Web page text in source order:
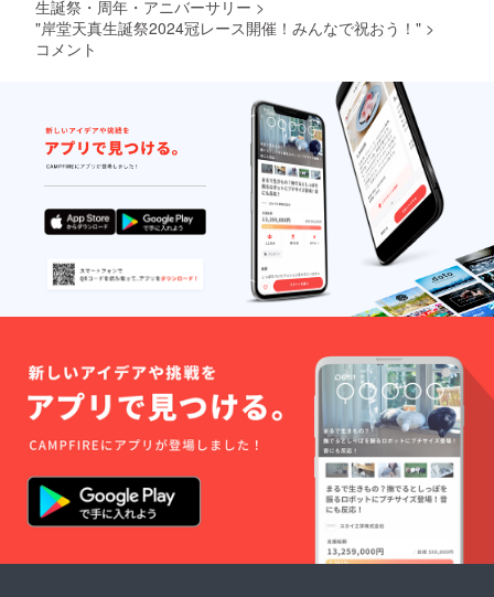
は推せ
という
名言
を、暖
かい気
持ちで
私に残
してく
れた証
として
使って
いま
作全般
ガイド
に沿っ
たもの
にして
くださ
い。 ラ
インを
超える
可能性
がある
お名前
の方に
はメー
ルで相
談させ
相談の
結果変
更され
ない、
連絡が
取れな
い等の
場合、
支援金
の返金
せん
生誕祭・周年・アニバーサリー >
"岸堂天真生誕祭2024冠レース開催！みんなで祝おう！" >
コメント